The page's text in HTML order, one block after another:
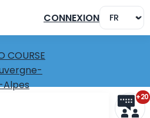
CONNEXION
+20